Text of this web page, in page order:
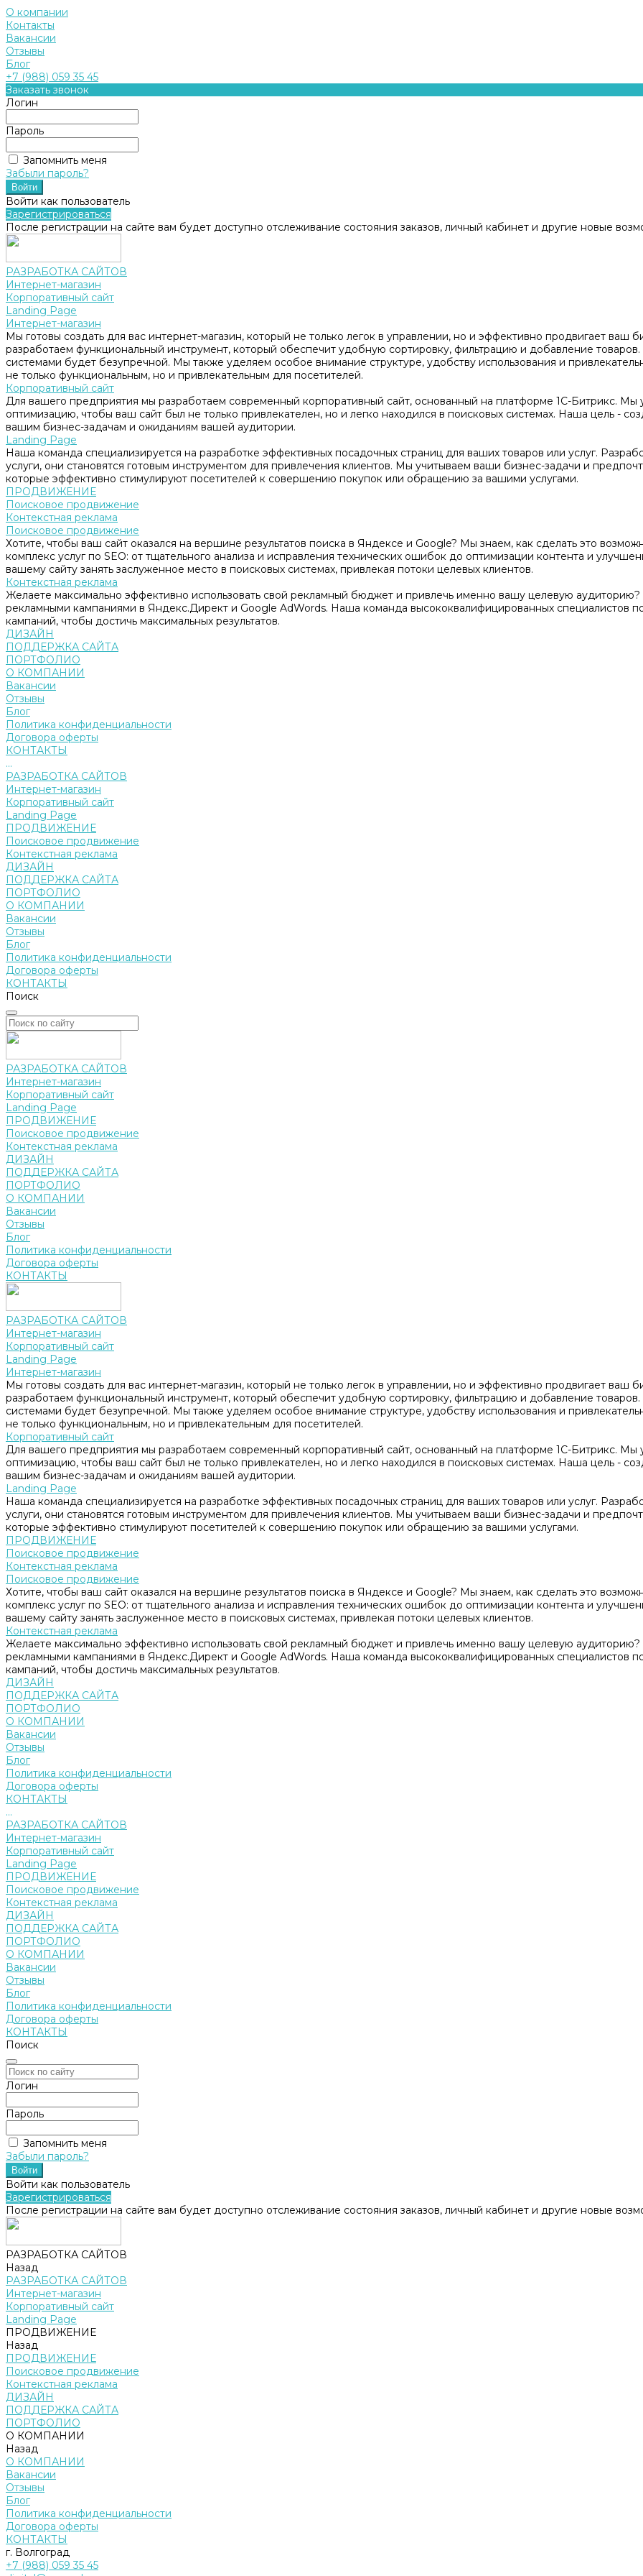
О компании
Контакты
Вакансии
Отзывы
Блог
+7 (988) 059 35 45
Заказать звонок
Логин
Пароль
Запомнить меня
Забыли пароль?
Войти как пользователь
Зарегистрироваться
После регистрации на сайте вам будет доступно отслеживание состояния заказов, личный кабинет и другие новые
РАЗРАБОТКА САЙТОВ
Интернет-магазин
Корпоративный сайт
Landing Page
Интернет-магазин
Мы готовы создать для вас интернет-магазин, который не только легок в управлении, но и эффективно продвигает ваш
разработаем функциональный инструмент, который обеспечит удобную сортировку, фильтрацию и добавление
системами будет безупречной. Мы также уделяем особое внимание структуре, удобству использования и
не только функциональным, но и привлекательным для посетителей.
Корпоративный сайт
Для вашего предприятия мы разработаем современный корпоративный сайт, основанный на платформе 1С-Битрикс. Мы
оптимизацию, чтобы ваш сайт был не только привлекателен, но и легко находился в поисковых системах. Наша цель -
вашим бизнес-задачам и ожиданиям вашей аудитории.
Landing Page
Наша команда специализируется на разработке эффективных посадочных страниц для ваших товаров или услуг.
услуги, они становятся готовым инструментом для привлечения клиентов. Мы учитываем ваши бизнес-задачи и
которые эффективно стимулируют посетителей к совершению покупок или обращению за вашими услугами.
ПРОДВИЖЕНИЕ
Поисковое продвижение
Контекстная реклама
Поисковое продвижение
Хотите, чтобы ваш сайт оказался на вершине результатов поиска в Яндексе и Google? Мы знаем, как сделать это
комплекс услуг по SEO: от тщательного анализа и исправления технических ошибок до оптимизации контента и
вашему сайту занять заслуженное место в поисковых системах, привлекая потоки целевых клиентов.
Контекстная реклама
Желаете максимально эффективно использовать свой рекламный бюджет и привлечь именно вашу целевую
рекламными кампаниями в Яндекс.Директ и Google AdWords. Наша команда высококвалифицированных специалистов
кампаний, чтобы достичь максимальных результатов.
ДИЗАЙН
ПОДДЕРЖКА САЙТА
ПОРТФОЛИО
О КОМПАНИИ
Вакансии
Отзывы
Блог
Политика конфиденциальности
Договора оферты
КОНТАКТЫ
...
РАЗРАБОТКА САЙТОВ
Интернет-магазин
Корпоративный сайт
Landing Page
ПРОДВИЖЕНИЕ
Поисковое продвижение
Контекстная реклама
ДИЗАЙН
ПОДДЕРЖКА САЙТА
ПОРТФОЛИО
О КОМПАНИИ
Вакансии
Отзывы
Блог
Политика конфиденциальности
Договора оферты
КОНТАКТЫ
Поиск
РАЗРАБОТКА САЙТОВ
Интернет-магазин
Корпоративный сайт
Landing Page
ПРОДВИЖЕНИЕ
Поисковое продвижение
Контекстная реклама
ДИЗАЙН
ПОДДЕРЖКА САЙТА
ПОРТФОЛИО
О КОМПАНИИ
Вакансии
Отзывы
Блог
Политика конфиденциальности
Договора оферты
КОНТАКТЫ
РАЗРАБОТКА САЙТОВ
Интернет-магазин
Корпоративный сайт
Landing Page
Интернет-магазин
Мы готовы создать для вас интернет-магазин, который не только легок в управлении, но и эффективно продвигает ваш
разработаем функциональный инструмент, который обеспечит удобную сортировку, фильтрацию и добавление
системами будет безупречной. Мы также уделяем особое внимание структуре, удобству использования и
не только функциональным, но и привлекательным для посетителей.
Корпоративный сайт
Для вашего предприятия мы разработаем современный корпоративный сайт, основанный на платформе 1С-Битрикс. Мы
оптимизацию, чтобы ваш сайт был не только привлекателен, но и легко находился в поисковых системах. Наша цель -
вашим бизнес-задачам и ожиданиям вашей аудитории.
Landing Page
Наша команда специализируется на разработке эффективных посадочных страниц для ваших товаров или услуг.
услуги, они становятся готовым инструментом для привлечения клиентов. Мы учитываем ваши бизнес-задачи и
которые эффективно стимулируют посетителей к совершению покупок или обращению за вашими услугами.
ПРОДВИЖЕНИЕ
Поисковое продвижение
Контекстная реклама
Поисковое продвижение
Хотите, чтобы ваш сайт оказался на вершине результатов поиска в Яндексе и Google? Мы знаем, как сделать это
комплекс услуг по SEO: от тщательного анализа и исправления технических ошибок до оптимизации контента и
вашему сайту занять заслуженное место в поисковых системах, привлекая потоки целевых клиентов.
Контекстная реклама
Желаете максимально эффективно использовать свой рекламный бюджет и привлечь именно вашу целевую
рекламными кампаниями в Яндекс.Директ и Google AdWords. Наша команда высококвалифицированных специалистов
кампаний, чтобы достичь максимальных результатов.
ДИЗАЙН
ПОДДЕРЖКА САЙТА
ПОРТФОЛИО
О КОМПАНИИ
Вакансии
Отзывы
Блог
Политика конфиденциальности
Договора оферты
КОНТАКТЫ
...
РАЗРАБОТКА САЙТОВ
Интернет-магазин
Корпоративный сайт
Landing Page
ПРОДВИЖЕНИЕ
Поисковое продвижение
Контекстная реклама
ДИЗАЙН
ПОДДЕРЖКА САЙТА
ПОРТФОЛИО
О КОМПАНИИ
Вакансии
Отзывы
Блог
Политика конфиденциальности
Договора оферты
КОНТАКТЫ
Поиск
Логин
Пароль
Запомнить меня
Забыли пароль?
Войти как пользователь
Зарегистрироваться
После регистрации на сайте вам будет доступно отслеживание состояния заказов, личный кабинет и другие новые
РАЗРАБОТКА САЙТОВ
Назад
РАЗРАБОТКА САЙТОВ
Интернет-магазин
Корпоративный сайт
Landing Page
ПРОДВИЖЕНИЕ
Назад
ПРОДВИЖЕНИЕ
Поисковое продвижение
Контекстная реклама
ДИЗАЙН
ПОДДЕРЖКА САЙТА
ПОРТФОЛИО
О КОМПАНИИ
Назад
О КОМПАНИИ
Вакансии
Отзывы
Блог
Политика конфиденциальности
Договора оферты
КОНТАКТЫ
г. Волгоград
+7 (988) 059 35 45